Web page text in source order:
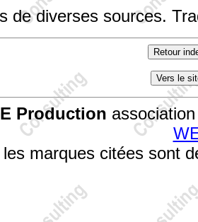
de diverses sources.
Production
les marques citées sont